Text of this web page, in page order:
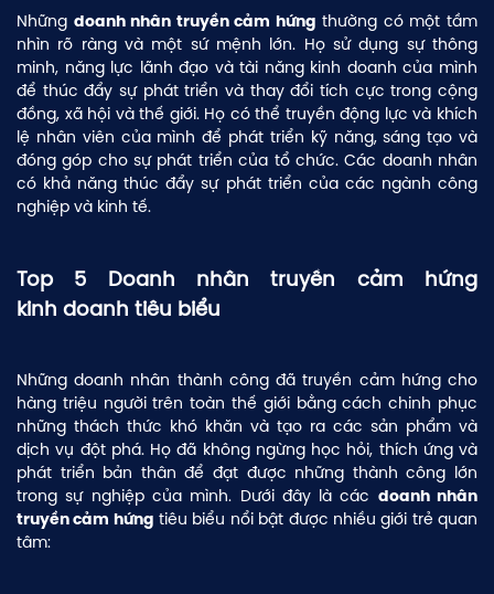
Những doanh nhân truyền cảm hứng thường có một tầm
nhìn rõ ràng và một sứ mệnh lớn. Họ sử dụng sự thông
minh, năng lực lãnh đạo và tài năng kinh doanh của mình
để thúc đẩy sự phát triển và thay đổi tích cực trong cộng
đồng, xã hội và thế giới. Họ có thể truyền động lực và khích
lệ nhân viên của mình để phát triển kỹ năng, sáng tạo và
đóng góp cho sự phát triển của tổ chức. Các doanh nhân
có khả năng thúc đẩy sự phát triển của các ngành công
nghiệp và kinh tế.
Top 5 Doanh nhân truyền cảm hứng
kinh doanh tiêu biểu
Những doanh nhân thành công đã truyền cảm hứng cho
hàng triệu người trên toàn thế giới bằng cách chinh phục
những thách thức khó khăn và tạo ra các sản phẩm và
dịch vụ đột phá. Họ đã không ngừng học hỏi, thích ứng và
phát triển bản thân để đạt được những thành công lớn
trong sự nghiệp của mình. Dưới đây là các doanh nhân
truyền cảm hứng tiêu biểu nổi bật được nhiều giới trẻ quan
tâm: